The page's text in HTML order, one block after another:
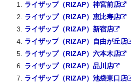
ライザップ（RIZAP）神宮前店
ライザップ（RIZAP）恵比寿店
ライザップ（RIZAP）新宿店
ライザップ（RIZAP）自由が丘店
ライザップ（RIZAP）六本木店
ライザップ（RIZAP）品川店
ライザップ（RIZAP）池袋東口店